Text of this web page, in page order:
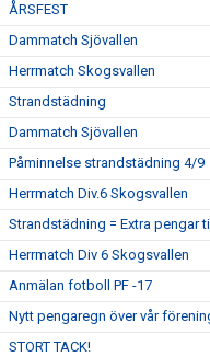
ÅRSFEST
Dammatch Sjövallen
Herrmatch Skogsvallen
Strandstädning
Dammatch Sjövallen
Påminnelse strandstädning 4/9
Herrmatch Div.6 Skogsvallen
Strandstädning = Extra pengar
Herrmatch Div 6 Skogsvallen
Anmälan fotboll PF -17
Nytt pengaregn över vår
STORT TACK!